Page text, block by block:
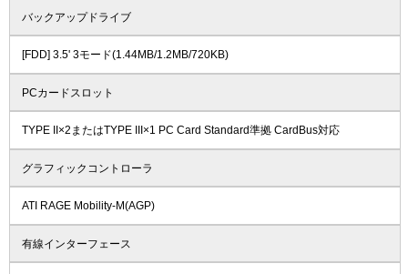
バックアップドライブ
[FDD] 3.5' 3モード(1.44MB/1.2MB/720KB)
PCカードスロット
TYPE II×2またはTYPE III×1 PC Card Standard準拠 CardBus対応
グラフィックコントローラ
ATI RAGE Mobility-M(AGP)
有線インターフェース